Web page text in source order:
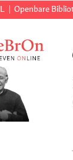
Openbare